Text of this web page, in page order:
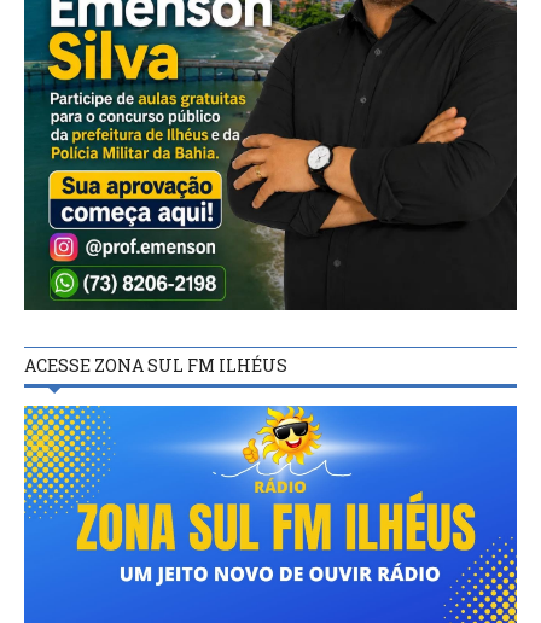
ACESSE ZONA SUL FM ILHÉUS